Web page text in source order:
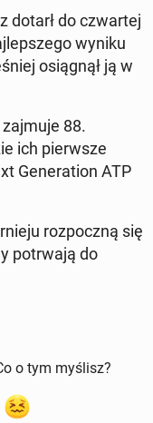
dotarł do czwartej
wyniku
os­iągnął ją w
88.
ich pier­wsze
Gen­er­a­tion ATP
rozpoczną się
potr­wa­ją do
o tym myślisz?